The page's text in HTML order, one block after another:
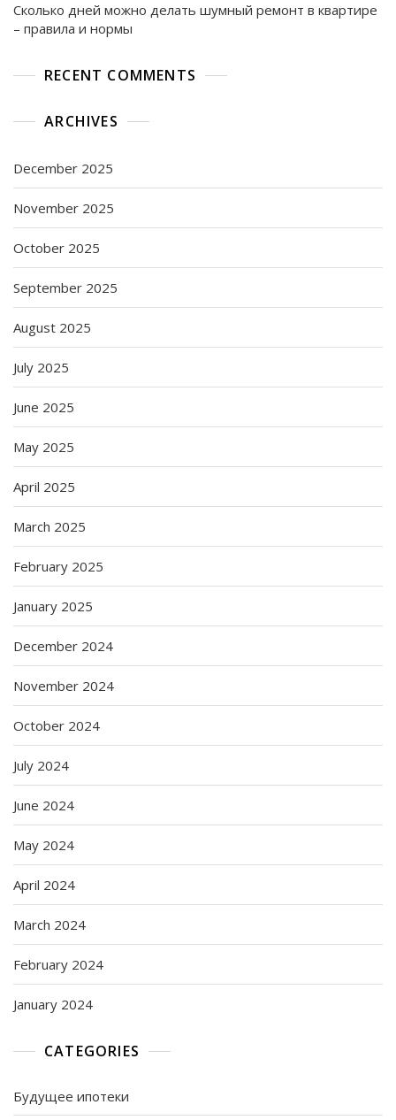
Сколько дней можно делать шумный ремонт в квартире
– правила и нормы
RECENT COMMENTS
ARCHIVES
December 2025
November 2025
October 2025
September 2025
August 2025
July 2025
June 2025
May 2025
April 2025
March 2025
February 2025
January 2025
December 2024
November 2024
October 2024
July 2024
June 2024
May 2024
April 2024
March 2024
February 2024
January 2024
CATEGORIES
Будущее ипотеки